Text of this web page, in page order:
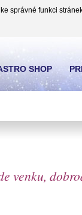
správné funkci
venku,
SHOP